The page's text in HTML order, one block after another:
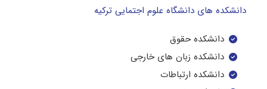
دانشکده های دانشگاه علوم اجتمایی ترکیه
دانشکده حقوق
دانشکده زبان های خارجی
دانشکده ارتباطات